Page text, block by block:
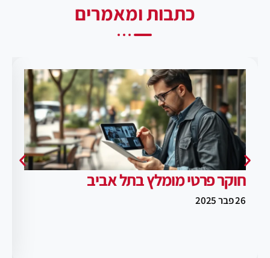
כתבות ומאמרים
חוקר פרטי מומלץ בתל אביב
26 פבר 2025